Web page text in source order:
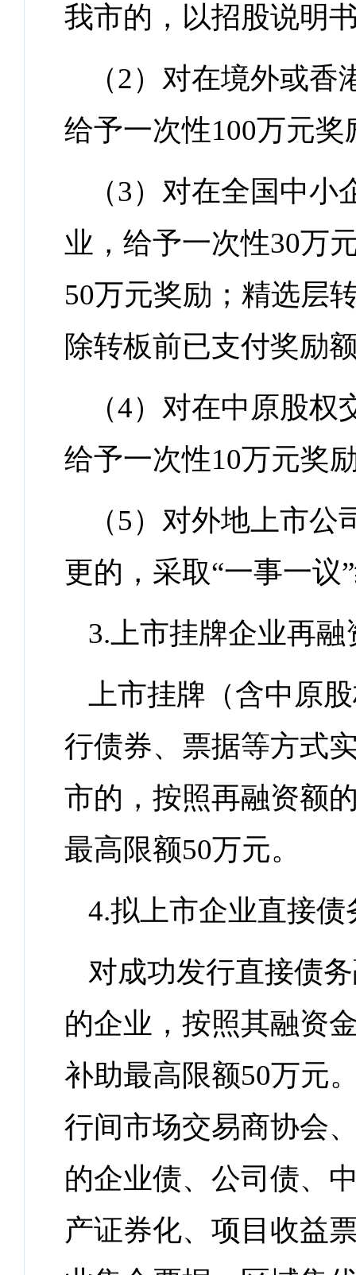
我市的，以招股说明
（2）对在境外或
给予一次性100万元奖
（3）对在全国中
业，给予一次性30万
50万元奖励；精选层
除转板前已支付奖励
（4）对在中原股
给予一次性10万元奖
（5）对外地上市
更的，采取“一事一议
3.上市挂牌企业再融
上市挂牌（含中原
行债券、票据等方式
市的，按照再融资额
最高限额50万元。
4.拟上市企业直接债
对成功发行直接债
的企业，按照其融资
补助最高限额50万元
行间市场交易商协会
的企业债、公司债、
产证券化、项目收益